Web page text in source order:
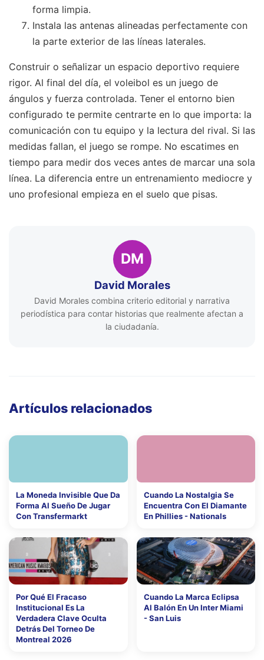
forma limpia.
Instala las antenas alineadas perfectamente con
la parte exterior de las líneas laterales.
Construir o señalizar un espacio deportivo requiere
rigor. Al final del día, el voleibol es un juego de
ángulos y fuerza controlada. Tener el entorno bien
configurado te permite centrarte en lo que importa: la
comunicación con tu equipo y la lectura del rival. Si las
medidas fallan, el juego se rompe. No escatimes en
tiempo para medir dos veces antes de marcar una sola
línea. La diferencia entre un entrenamiento mediocre y
uno profesional empieza en el suelo que pisas.
DM
David Morales
David Morales combina criterio editorial y narrativa
periodística para contar historias que realmente afectan a
la ciudadanía.
Artículos relacionados
La Moneda Invisible Que Da
Forma Al Sueño De Jugar
Con Transfermarkt
Cuando La Nostalgia Se
Encuentra Con El Diamante
En Phillies - Nationals
Por Qué El Fracaso
Institucional Es La
Verdadera Clave Oculta
Detrás Del Torneo De
Montreal 2026
Cuando La Marca Eclipsa
Al Balón En Un Inter Miami
- San Luis